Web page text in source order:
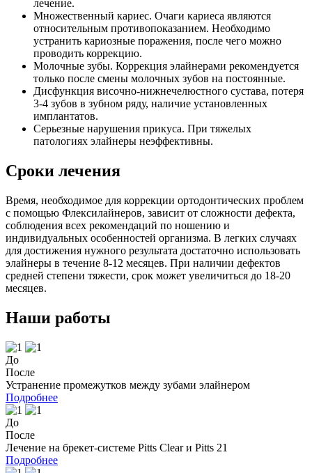
лечение.
Множественный кариес. Очаги кариеса являются
относительным противопоказанием. Необходимо
устранить кариозные поражения, после чего можно
проводить коррекцию.
Молочные зубы. Коррекция элайнерами рекомендуется
только после смены молочных зубов на постоянные.
Дисфункция височно-нижнечелюстного сустава, потеря
3-4 зубов в зубном ряду, наличие установленных
имплантатов.
Серьезные нарушения прикуса. При тяжелых
патологиях элайнеры неэффективны.
Сроки лечения
Время, необходимое для коррекции ортодонтических проблем
с помощью Флексилайнеров, зависит от сложности дефекта,
соблюдения всех рекомендаций по ношению и
индивидуальных особенностей организма. В легких случаях
для достижения нужного результата достаточно использовать
элайнеры в течение 8-12 месяцев. При наличии дефектов
средней степени тяжести, срок может увеличиться до 18-20
месяцев.
Наши работы
До
После
Устранение промежутков между зубами элайнером
Подробнее
До
После
Лечение на брекет-системе Pitts Clear и Pitts 21
Подробнее